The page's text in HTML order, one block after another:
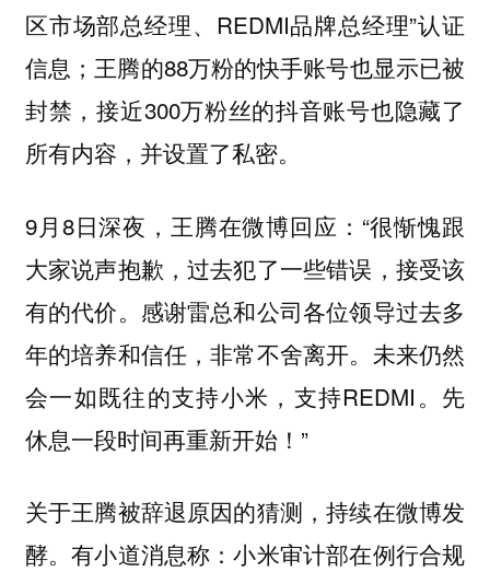
区市场部总经理、REDMI品牌总经理”认证
信息；王腾的88万粉的快手账号也显示已被
封禁，接近300万粉丝的抖音账号也隐藏了
所有内容，并设置了私密。
9月8日深夜，王腾在微博回应：“很惭愧跟
大家说声抱歉，过去犯了一些错误，接受该
有的代价。感谢雷总和公司各位领导过去多
年的培养和信任，非常不舍离开。未来仍然
会一如既往的支持小米，支持REDMI。先
休息一段时间再重新开始！”
关于王腾被辞退原因的猜测，持续在微博发
酵。有小道消息称：小米审计部在例行合规